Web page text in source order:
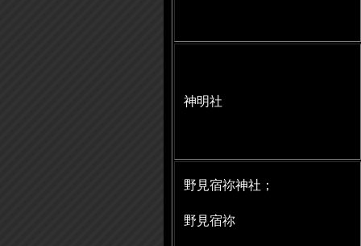
神明社
野見宿祢神社；
野見宿祢